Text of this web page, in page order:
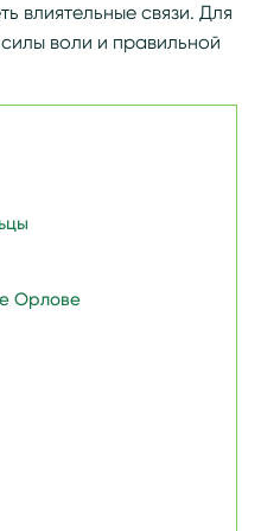
влиятельные связи. Для
воли и правильной
Орлове